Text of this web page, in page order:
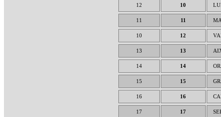
12 10
11 11
10 12
13 13
14 14
15 15
16 16
17 17